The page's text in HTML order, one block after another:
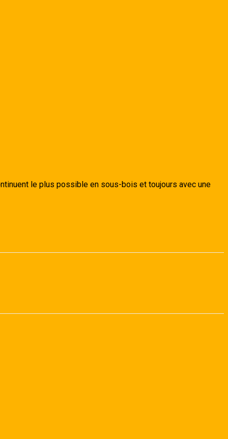
le plus possible en sous-bois et toujours avec une